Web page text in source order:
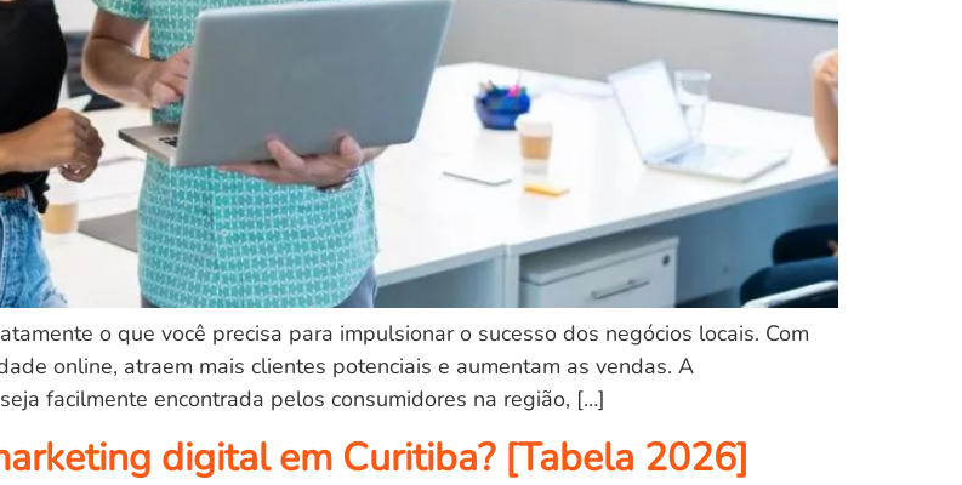
o que você precisa para impulsionar o sucesso dos negócios locais. Com
online, atraem mais clientes potenciais e aumentam as vendas. A
facilmente encontrada pelos consumidores na região, […]
digital em Curitiba? [Tabela 2026]